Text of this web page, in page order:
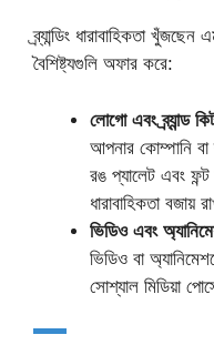
ব্র্যান্ডিং ধারাবাহিকতা
বৈশিষ্ট্যগুলি অফার করে:
লোগো এবং ব্র্যান্ড
আপনার কোম্পানি বা
রঙ প্যালেট এবং
ধারাবাহিকতা বজায়
ভিডিও এবং
ভিডিও বা
সোশ্যাল মিডিয়া